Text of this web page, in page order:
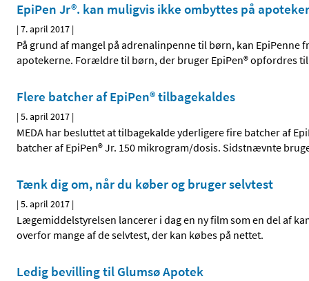
EpiPen Jr®. kan muligvis ikke ombyttes på
|7. april 2017 |
På grund af mangel på adrenalinpenne til børn, kan
apotekerne. Forældre til børn, der bruger EpiPen® opfordres
Flere batcher af EpiPen® tilbagekaldes
|5. april 2017 |
MEDA har besluttet at tilbagekalde yderligere fire batcher af
batcher af EpiPen® Jr. 150 mikrogram/dosis. Sidstnævnte
Tænk dig om, når du køber og bruger selvtest
|5. april 2017 |
Lægemiddelstyrelsen lancerer i dag en ny film som en del af
overfor mange af de selvtest, der kan købes på nettet.
Ledig bevilling til Glumsø Apotek